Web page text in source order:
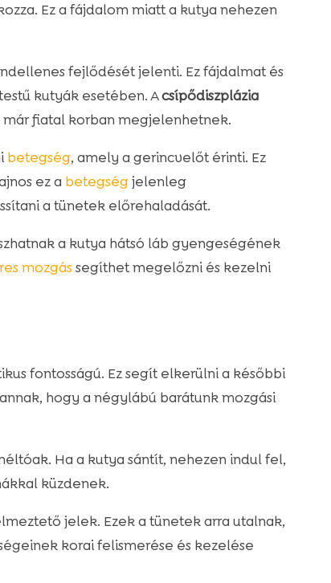
Ez a fájdalom miatt a kutya nehezen
fejlődését jelenti. Ez fájdalmat és
kutyák esetében. Acsípődiszplázia
fiatal korban megjelenhetnek.
betegség, amely a gerincvelőt érinti. Ez
ez a betegségjelenleg
a tünetek előrehaladását.
a kutya hátsó láb gyengeségének
mozgássegíthet megelőzni és kezelni
fontosságú. Ez segít elkerülni a későbbi
hogy a négylábú barátunk mozgási
Ha a kutya sántít, nehezen indul fel,
küzdenek.
jelek. Ezek a tünetek arra utalnak,
korai felismerése és kezelése